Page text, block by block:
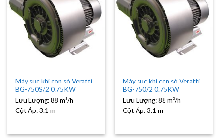
Máy sục khí con sò Veratti
BG-750S/2 0.75KW
Lưu Lượng:88 m³/h
Cột Áp:3.1 m
Máy sục khí con sò Veratti
BG-750/2 0.75KW
Lưu Lượng:88 m³/h
Cột Áp:3.1 m